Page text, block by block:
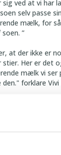
sig ved at vi har
selv passe
mælk, for
”
at der ikke er
stier. Her er det
mælk vi
den." forklare
alderen. I
ved